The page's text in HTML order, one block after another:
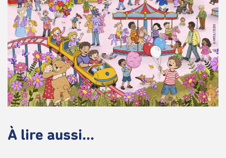
À lire aussi...